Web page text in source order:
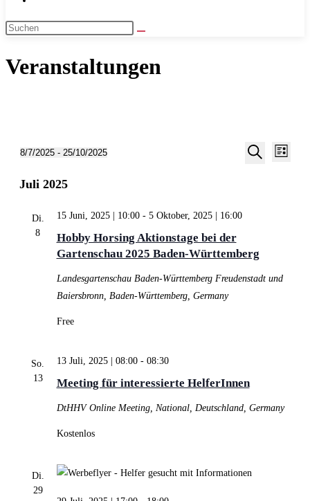
Veranstaltungen
Veranstaltungen Liste
8/7/2025 - 25/10/2025
wählen.
Juli 2025
Di.
8
Hobby Horsing Aktionstage bei der
Gartenschau 2025 Baden-Württemberg
15 Juni, 2025 | 10:00- 5 Oktober, 2025 | 16:00
Landesgartenschau Baden-Württemberg Freudenstadt und
Baiersbronn, Baden-Württemberg, Germany
Free
So.
13
Meeting für interessierte HelferInnen
13 Juli, 2025 | 08:00- 08:30
DtHHV Online Meeting, National, Deutschland, Germany
Kostenlos
Di.
29